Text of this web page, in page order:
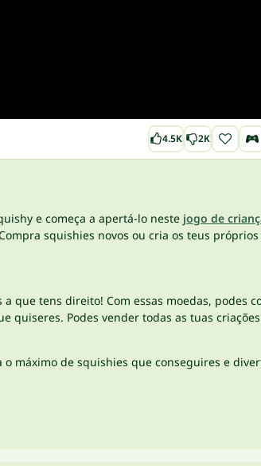
4.5K 2K
e começa a apertá-lo neste jogo de
squishies novos ou cria os teus próprios
que tens direito! Com essas moedas, podes
quiseres. Podes vender todas as tuas
máximo de squishies que conseguires e